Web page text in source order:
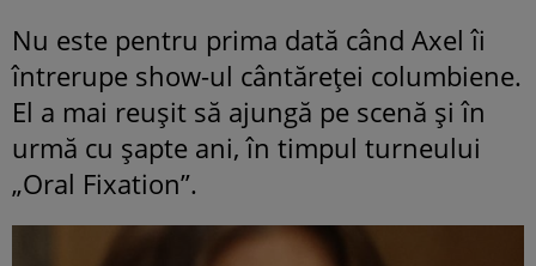
Nu este pentru prima dată când Axel îi
întrerupe show-ul cântăreței columbiene.
El a mai reușit să ajungă pe scenă și în
urmă cu șapte ani, în timpul turneului
„Oral Fixation”.